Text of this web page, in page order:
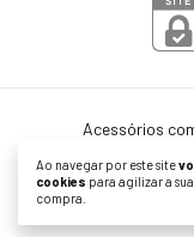
Ao navegar por este site
cookies para agilizar a
compra.
Acessórios